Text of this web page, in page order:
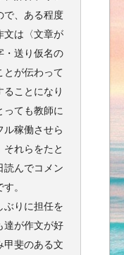
で、ある程度
文は〈文章が
・送り仮名の
とが伝わって
ることになり
っても教師に
ル稼働させら
れらをたと
読んでコメン
。
りに担任を
達が作文が好
甲斐のある文